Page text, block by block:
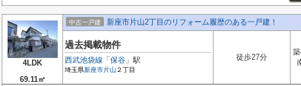
4LDK
69.11㎡
中古一戸建 新座市片山2丁目のリフォーム履歴のある一戸建！
過去掲載物件
西武池袋線 「 保谷 」駅
埼玉県新座市片山 ２丁目
徒歩27分